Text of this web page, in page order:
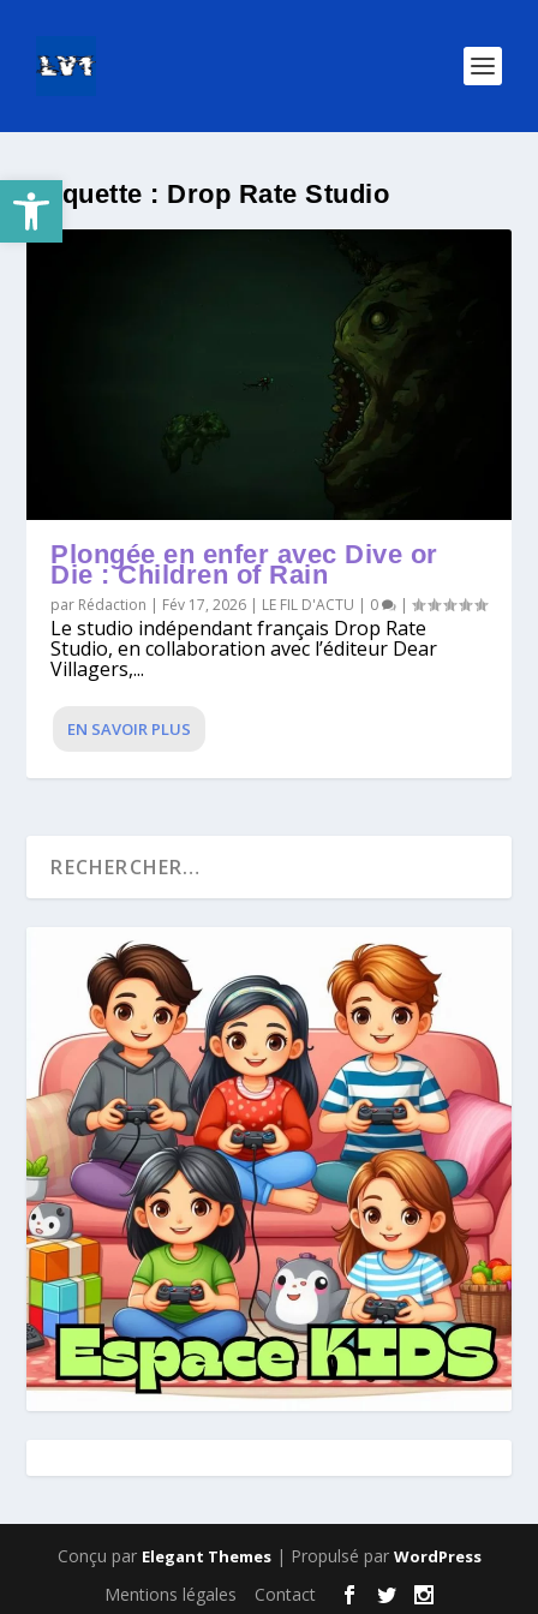
Ouvrir la barre d’outilsÉtiquette : Drop Rate Studio
Plongée en enfer avec Dive or
Die : Children of Rain
par Rédaction | Fév 17, 2026 | LE FIL D'ACTU | 0 |
Le studio indépendant français Drop Rate
Studio, en collaboration avec l’éditeur Dear
Villagers,...
EN SAVOIR PLUS
Conçu par Elegant Themes| Propulsé par WordPress
Mentions légales Contact